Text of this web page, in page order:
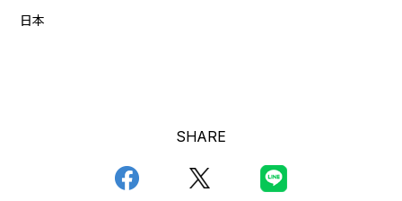
日本
SHARE